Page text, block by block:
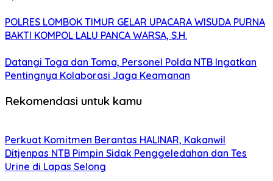
POLRES LOMBOK TIMUR GELAR UPACARA WISUDA PURNA
BAKTI KOMPOL LALU PANCA WARSA, S.H.
Datangi Toga dan Toma, Personel Polda NTB Ingatkan
Pentingnya Kolaborasi Jaga Keamanan
Rekomendasi untuk kamu
Perkuat Komitmen Berantas HALINAR, Kakanwil
Ditjenpas NTB Pimpin Sidak Penggeledahan dan Tes
Urine di Lapas Selong